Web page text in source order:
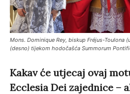
Mons. Dominique Rey, biskup Fréjus-Toulona
(desno) tijekom hodočašća Summorum
Kakav će utjecaj ovaj
Ecclesia Dei zajednice –